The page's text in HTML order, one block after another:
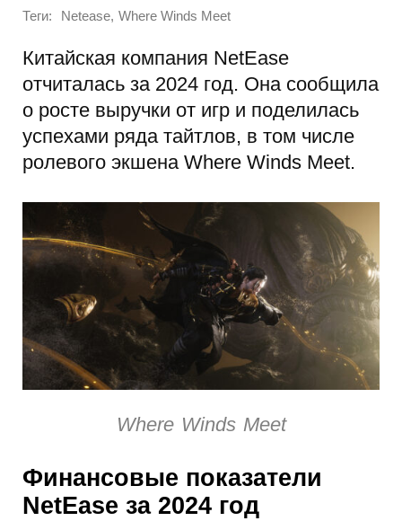
Теги: Netease, Where Winds Meet
Китайская компания NetEase
отчиталась за 2024 год. Она сообщила
о росте выручки от игр и поделилась
успехами ряда тайтлов, в том числе
ролевого экшена Where Winds Meet.
Where Winds Meet
Финансовые показатели
NetEase за 2024 год